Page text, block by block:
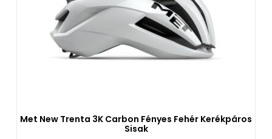
Met New Trenta 3K Carbon Fényes Fehér Kerékpáros
Sisak